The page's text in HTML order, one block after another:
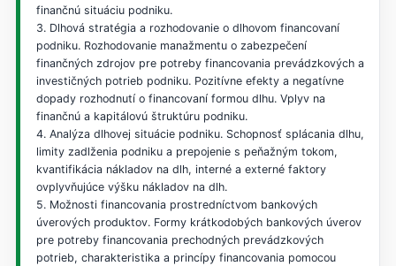
finančnú situáciu podniku.
3. Dlhová stratégia a rozhodovanie o dlhovom financovaní
podniku. Rozhodovanie manažmentu o zabezpečení
finančných zdrojov pre potreby financovania prevádzkových a
investičných potrieb podniku. Pozitívne efekty a negatívne
dopady rozhodnutí o financovaní formou dlhu. Vplyv na
finančnú a kapitálovú štruktúru podniku.
4. Analýza dlhovej situácie podniku. Schopnosť splácania dlhu,
limity zadlženia podniku a prepojenie s peňažným tokom,
kvantifikácia nákladov na dlh, interné a externé faktory
ovplyvňujúce výšku nákladov na dlh.
5. Možnosti financovania prostredníctvom bankových
úverových produktov. Formy krátkodobých bankových úverov
pre potreby financovania prechodných prevádzkových
potrieb, charakteristika a princípy financovania pomocou